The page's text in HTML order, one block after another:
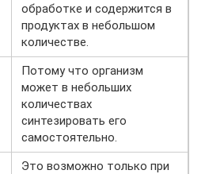
обработке и содержится в
продуктах в небольшом
количестве.
Потому что организм
может в небольших
количествах
синтезировать его
самостоятельно.
Это возможно только при